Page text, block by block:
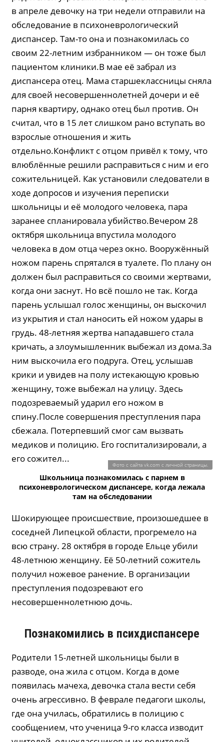
в апреле девочку на три недели отправили на
обследование в психоневрологический
диспансер. Там-то она и познакомилась со
своим 22-летним избранником — он тоже был
пациентом клиники.В мае её забрал из
диспансера отец. Мама старшеклассницы сняла
для своей несовершеннолетней дочери и её
парня квартиру, однако отец был против. Он
считал, что в 15 лет слишком рано вступать во
взрослые отношения и жить
отдельно.Конфликт с отцом привёл к тому, что
влюблённые решили расправиться с ним и его
сожительницей. Как установили следователи в
ходе допросов и изучения переписки
школьницы и её молодого человека, пара
заранее спланировала убийство.Вечером 28
октября школьница впустила молодого
человека в дом отца через окно. Вооружённый
ножом парень спрятался в туалете. По плану он
должен был расправиться со своими жертвами,
когда они заснут. Но всё пошло не так. Когда
парень услышал голос женщины, он выскочил
из укрытия и стал наносить ей ножом удары в
грудь. 48-летняя жертва нападавшего стала
кричать, а злоумышленник выбежал из дома.За
ним выскочила его подруга. Отец, услышав
крики и увидев на полу истекающую кровью
женщину, тоже выбежал на улицу. Здесь
подозреваемый ударил его ножом в
спину.После совершения преступления пара
сбежала. Потерпевший смог сам вызвать
медиков и полицию. Его госпитализировали, а
его сожител...
Фото с сайта vk.com с личной страницы.
Школьница познакомилась с парнем в
психоневрологическом диспансере, когда лежала
там на обследовании
Шокирующее происшествие, произошедшее в
соседней Липецкой области, прогремело на
всю страну. 28 октября в городе Ельце убили
48-летнюю женщину. Её 50-летний сожитель
получил ножевое ранение. В организации
преступления подозревают его
несовершеннолетнюю дочь.
Познакомились в психдиспансере
Родители 15-летней школьницы были в
разводе, она жила с отцом. Когда в доме
появилась мачеха, девочка стала вести себя
очень агрессивно. В феврале педагоги школы,
где она училась, обратились в полицию с
сообщением, что ученица 9-го класса изводит